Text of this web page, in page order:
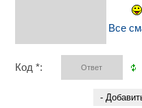
Все
Код *: